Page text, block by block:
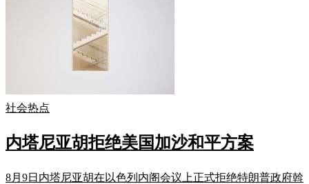
社会热点
内塔尼亚胡拒绝美国加沙和平方案
8月9日内塔尼亚胡在以色列内阁会议上正式拒绝特朗普政府斡